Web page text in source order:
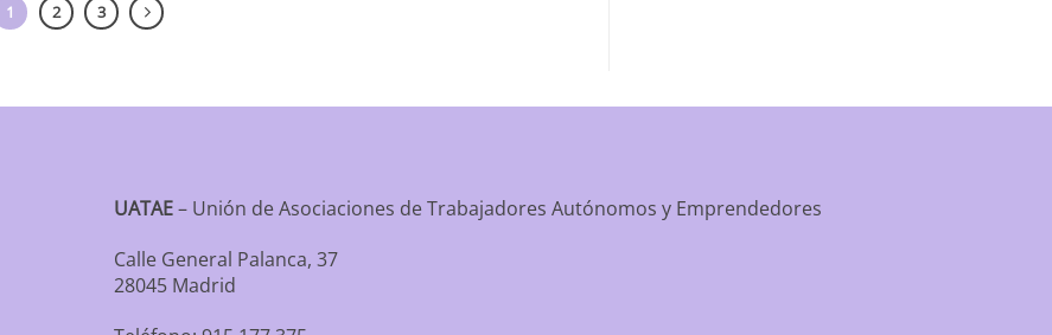
1 2 3
UATAE– Unión de Asociaciones de Trabajadores Autónomos y Emprendedores
Calle General Palanca, 37
28045 Madrid